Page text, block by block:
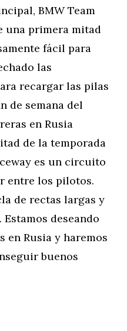
BMW Team
una primera mitad
fácil para
las
recargar las pilas
de semana del
en Rusia
de la temporada
es un circuito
entre los pilotos.
de rectas largas y
deseando
en Rusia y haremos
buenos